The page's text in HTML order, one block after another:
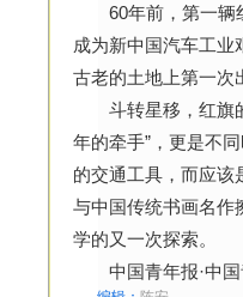
60年前，第一辆红
成为新中国汽车工
古老的土地上第一次
斗转星移，红旗的
年的牵手”，更是不
的交通工具，而应该
与中国传统书画名作
学的又一次探索。
中国青年报·中国